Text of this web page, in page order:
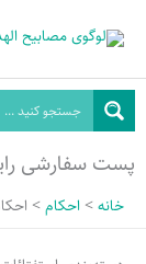
محتوا
پست سفارشی رایگان
خانه احکام